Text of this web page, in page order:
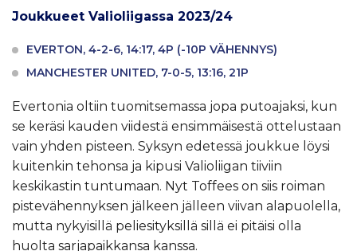
Joukkueet Valioliigassa 2023/24
EVERTON, 4-2-6, 14:17, 4P (-10P VÄHENNYS)
MANCHESTER UNITED, 7-0-5, 13:16, 21P
Evertonia oltiin tuomitsemassa jopa putoajaksi, kun
se keräsi kauden viidestä ensimmäisestä ottelustaan
vain yhden pisteen. Syksyn edetessä joukkue löysi
kuitenkin tehonsa ja kipusi Valioliigan tiiviin
keskikastin tuntumaan. Nyt Toffees on siis roiman
pistevähennyksen jälkeen jälleen viivan alapuolella,
mutta nykyisillä peliesityksillä sillä ei pitäisi olla
huolta sarjapaikkansa kanssa.